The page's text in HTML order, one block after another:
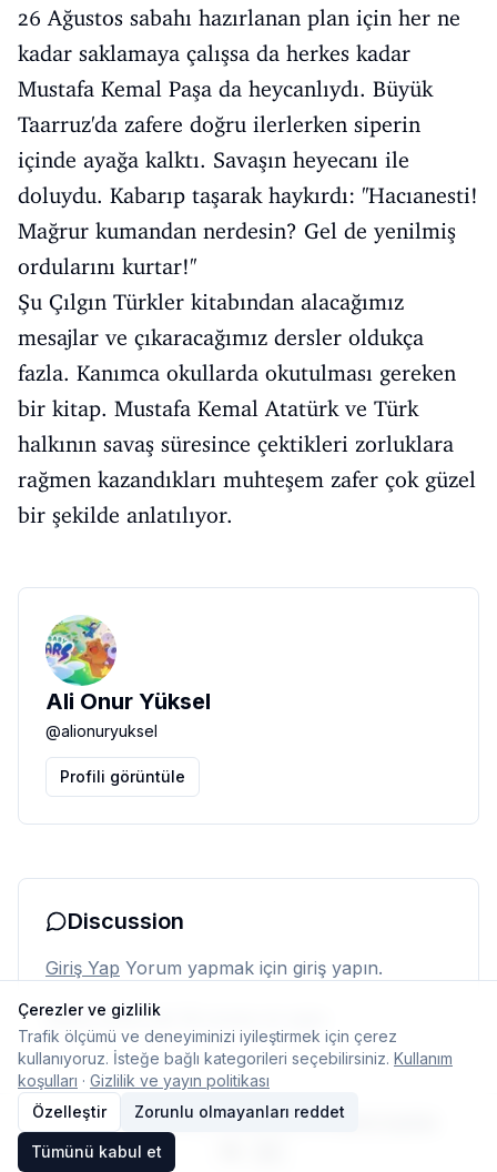
26 Ağustos sabahı hazırlanan plan için her ne
kadar saklamaya çalışsa da herkes kadar
Mustafa Kemal Paşa da heycanlıydı. Büyük
Taarruz'da zafere doğru ilerlerken siperin
içinde ayağa kalktı. Savaşın heyecanı ile
doluydu. Kabarıp taşarak haykırdı: ''Hacıanesti!
Mağrur kumandan nerdesin? Gel de yenilmiş
ordularını kurtar!''
Şu Çılgın Türkler kitabından alacağımız
mesajlar ve çıkaracağımız dersler oldukça
fazla. Kanımca okullarda okutulması gereken
bir kitap. Mustafa Kemal Atatürk ve Türk
halkının savaş süresince çektikleri zorluklara
rağmen kazandıkları muhteşem zafer çok güzel
bir şekilde anlatılıyor.
Ali Onur Yüksel
@alionuryuksel
Profili görüntüle
Discussion
Giriş Yap Yorum yapmak için giriş yapın.
Henüz yorum yok. İlk yorumu siz yapın.
© 2026 TypelishAna SayfaEkipİletişimÇerez ayarları
Çerezler ve gizlilik
Trafik ölçümü ve deneyiminizi iyileştirmek için çerez
kullanıyoruz. İsteğe bağlı kategorileri seçebilirsiniz. Kullanım
koşulları · Gizlilik ve yayın politikası
Özelleştir
Zorunlu olmayanları reddet
Tümünü kabul et